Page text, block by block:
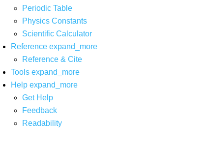
Periodic Table
Physics Constants
Scientific Calculator
Reference expand_more
Reference & Cite
Tools expand_more
Help expand_more
Get Help
Feedback
Readability